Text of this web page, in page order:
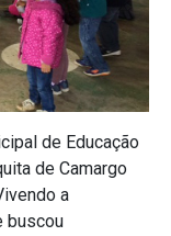
de Educação
de Camargo
a
buscou